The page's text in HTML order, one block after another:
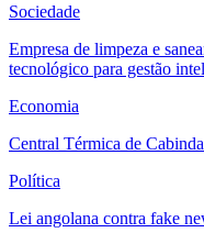
Sociedade
Empresa de limpeza e
tecnológico para gestão
Economia
Central Térmica de
Política
Lei angolana contra fake